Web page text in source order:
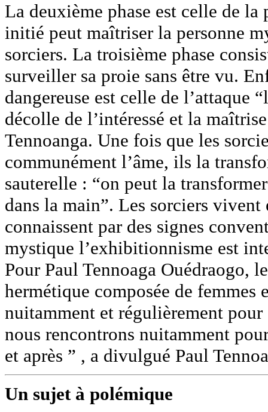
La deuxième phase est celle de
initié peut maîtriser la personne
sorciers. La troisième phase
surveiller sa proie sans être vu.
dangereuse est celle de l’attaque
décolle de l’intéressé et la
Tennoanga. Une fois que les
communément l’âme, ils la
sauterelle : “on peut la
dans la main”. Les sorciers
connaissent par des signes
mystique l’exhibitionnisme est
Pour Paul Tennoaga Ouédraogo,
hermétique composée de femmes
nuitamment et régulièrement pour
nous rencontrons nuitamment
et après ” , a divulgué Paul
Un sujet à polémique